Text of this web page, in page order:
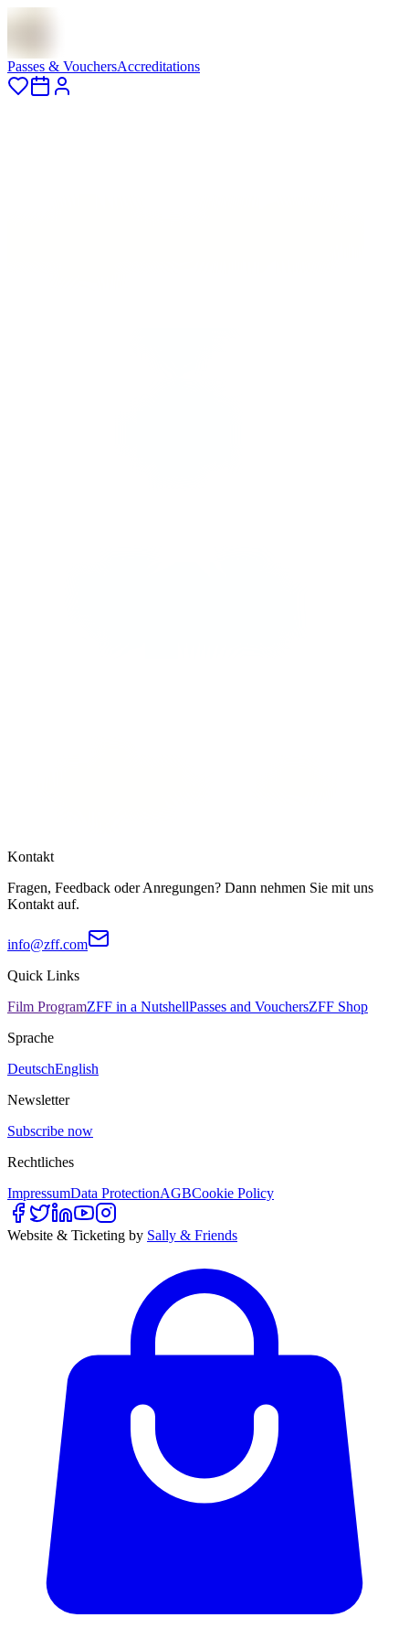
Passes & VouchersAccreditations
Kontakt
Fragen, Feedback oder Anregungen? Dann nehmen Sie mit uns
Kontakt auf.
info@zff.com
Quick Links
Film ProgramZFF in a NutshellPasses and VouchersZFF Shop
Sprache
DeutschEnglish
Newsletter
Subscribe now
Rechtliches
ImpressumData ProtectionAGBCookie Policy
Website & Ticketing by Sally & Friends